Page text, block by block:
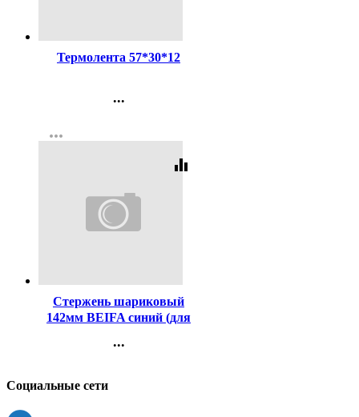
Термолента 57*30*12
...
Регистрация
more_horiz
equalizer
Стержень шариковый
142мм BEIFA синий (для
BL
...
Регистрация
Социальные сети